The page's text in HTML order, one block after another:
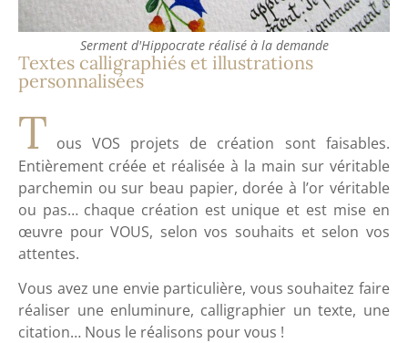
Serment d'Hippocrate réalisé à la demande
Textes calligraphiés et illustrations
personnalisées
T ous VOS projets de création sont faisables.
Entièrement créée et réalisée à la main sur véritable
parchemin ou sur beau papier, dorée à l’or véritable
ou pas… chaque création est unique et est mise en
œuvre pour VOUS, selon vos souhaits et selon vos
attentes.
Vous avez une envie particulière, vous souhaitez faire
réaliser une enluminure, calligraphier un texte, une
citation… Nous le réalisons pour vous !